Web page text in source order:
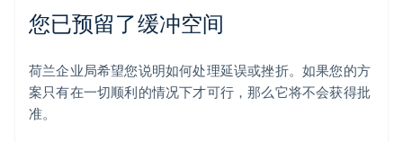
您已预留了缓冲空间
荷兰企业局希望您说明如何处理延误或挫折。如果您的方
案只有在一切顺利的情况下才可行，那么它将不会获得批
准。